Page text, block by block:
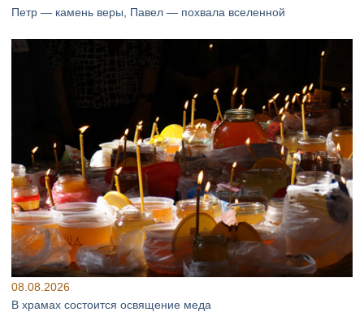
Петр — камень веры, Павел — похвала вселенной
08.08.2026
В храмах состоится освящение меда